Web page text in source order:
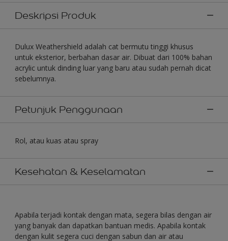
Deskripsi Produk
Dulux Weathershield adalah cat bermutu tinggi khusus
untuk eksterior, berbahan dasar air. Dibuat dari 100% bahan
acrylic untuk dinding luar yang baru atau sudah pernah dicat
sebelumnya.
Petunjuk Penggunaan
Rol, atau kuas atau spray
Kesehatan & Keselamatan
Apabila terjadi kontak dengan mata, segera bilas dengan air
yang banyak dan dapatkan bantuan medis. Apabila kontak
dengan kulit segera cuci dengan sabun dan air atau